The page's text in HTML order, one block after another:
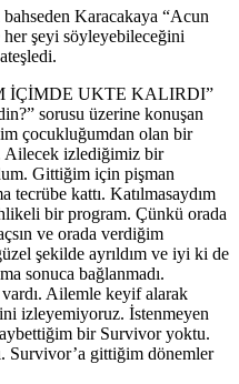
Karacakaya “Acun
her şeyi söyleyebileceğini
İÇİMDE UKTE KALIRDI”
sorusu üzerine konuşan
çocukluğumdan olan bir
Ailecek izlediğimiz bir
Gittiğim için pişman
tecrübe kattı. Katılmasaydım
bir program. Çünkü orada
ve orada verdiğim
şekilde ayrıldım ve iyi ki de
sonuca bağlanmadı.
Ailemle keyif alarak
izleyemiyoruz. İstenmeyen
bir Survivor yoktu.
Survivor’a gittiğim dönemler